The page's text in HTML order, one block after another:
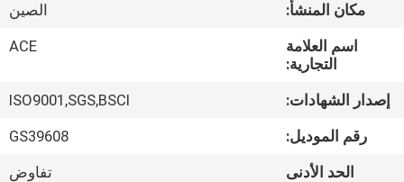
معلومات
جولة
مكان المنشأ:
الصين
اسم العلامة
التجارية:
ACE
إصدار الشهادات:
ISO9001,SGS,BSCI
رقم الموديل:
GS39608
الحد الأدنى
تفاوض